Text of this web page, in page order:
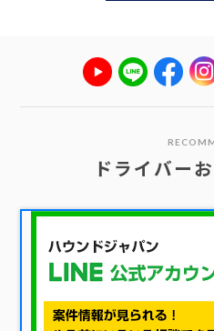
ドライバー